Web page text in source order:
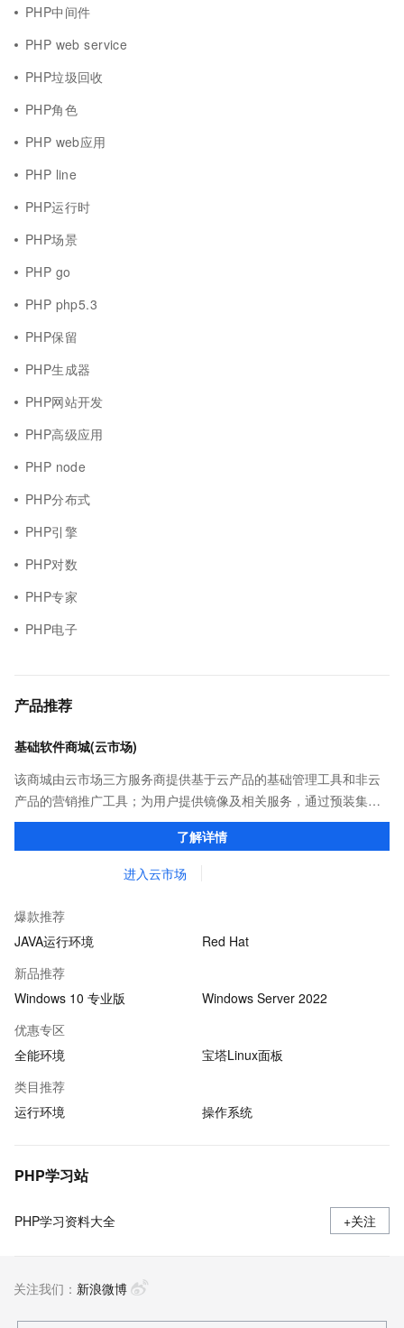
PHP中间件
PHP web service
PHP垃圾回收
PHP角色
PHP web应用
PHP line
PHP运行时
PHP场景
PHP go
PHP php5.3
PHP保留
PHP生成器
PHP网站开发
PHP高级应用
PHP node
PHP分布式
PHP引擎
PHP对数
PHP专家
PHP电子
产品推荐
基础软件商城(云市场)
该商城由云市场三方服务商提供基于云产品的基础管理工具和非云
产品的营销推广工具；为用户提供镜像及相关服务，通过预装集成
环境及软件，实现云服务器即开即于阿里云的独立软件类，包括商
业软件、系统软件、营销软件等。了解详情
进入云市场
爆款推荐
JAVA运行环境
Red Hat
新品推荐
Windows 10 专业版
Windows Server 2022
优惠专区
全能环境
宝塔Linux面板
类目推荐
运行环境
操作系统
PHP学习站
PHP学习资料大全 +关注
关注我们： 新浪微博